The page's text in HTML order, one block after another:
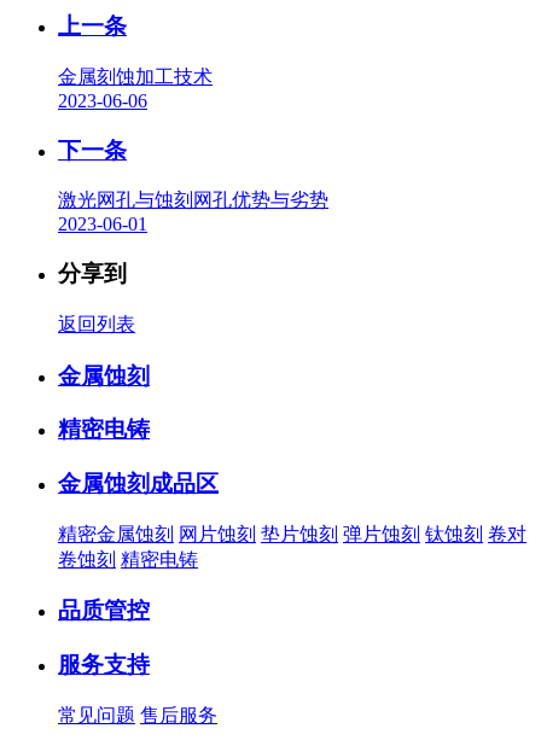
上一条
金属刻蚀加工技术
2023-06-06
下一条
激光网孔与蚀刻网孔优势与劣势
2023-06-01
分享到
返回列表
金属蚀刻
精密电铸
金属蚀刻成品区
精密金属蚀刻 网片蚀刻 垫片蚀刻 弹片蚀刻 钛蚀刻 卷对
卷蚀刻 精密电铸
品质管控
服务支持
常见问题 售后服务